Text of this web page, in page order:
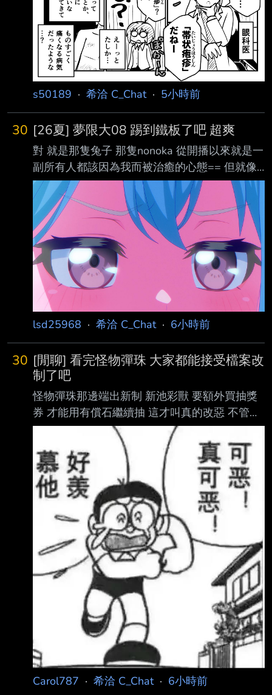
s50189 · 希洽 C_Chat· 5小時前
30 [26夏] 夢限大08 踢到鐵板了吧 超爽
對 就是那隻兔子 那隻nonoka 從開播以來就是一
副所有人都該因為我而被治癒的心態== 但就像
肚子疼老師說的一樣 不是所有的黑暗都能被照
亮 自以為是善意對一些人來說只是毒藥而已 這
集就展現了 原本想繼續靠一成不變的"我要治癒
大家囉"來解決問題 結果只是壓垮肚子疼的最後
一根稻草 == --
lsd25968 · 希洽 C_Chat· 6小時前
30 [閒聊] 看完怪物彈珠 大家都能接受檔案改
制了吧
怪物彈珠那邊端出新制 新池彩獸 要額外買抽獎
券 才能用有償石繼續抽 這才叫真的改惡 不管怎
麼計算 都是玩家吃虧 檔案這邊起碼數學算出來
是好的 這樣一比 檔案新制是不是瞬間眉清目秀
順眼多了？？ --
Carol787 · 希洽 C_Chat· 6小時前